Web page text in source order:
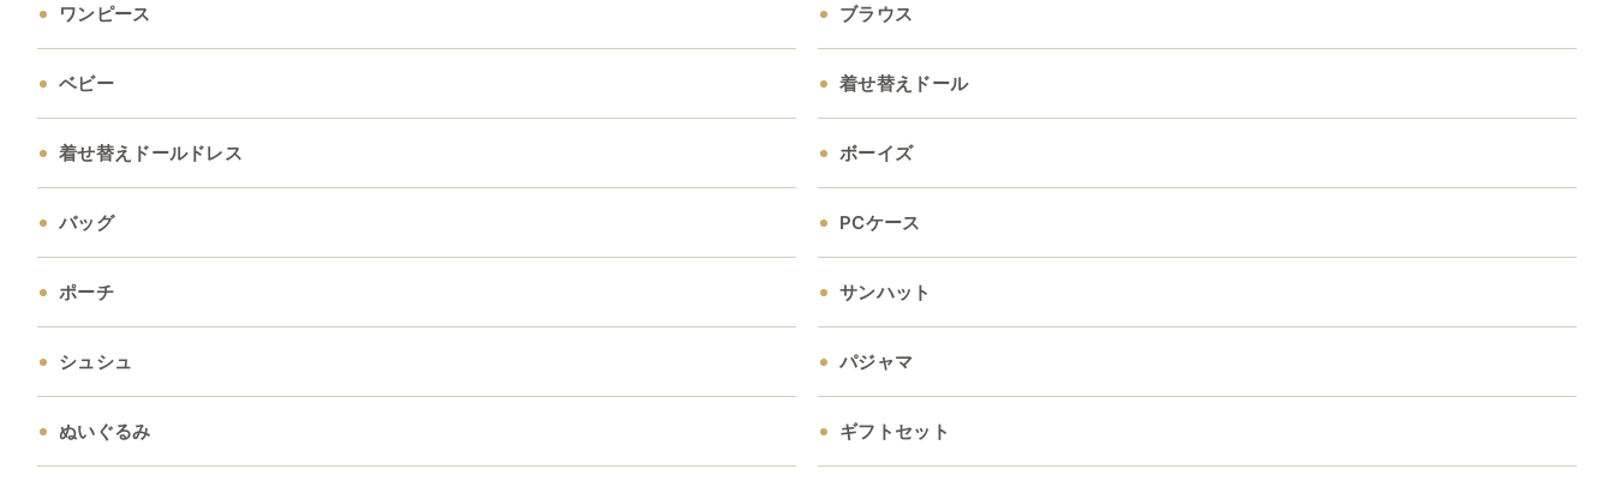
ワンピース ブラウス
ベビー 着せ替えドール
着せ替えドールドレス ボーイズ
バッグ PCケース
ポーチ サンハット
シュシュ パジャマ
ぬいぐるみ ギフトセット